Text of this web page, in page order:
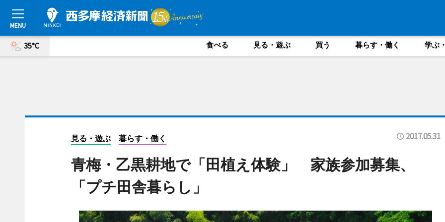
35°C 食べる 見る・遊ぶ 買う 暮らす・働く 学ぶ
見る・遊ぶ 暮らす・働く 2017.05.31
青梅・乙黒耕地で「田植え体験」 家族参加募集、
「プチ田舎暮らし」